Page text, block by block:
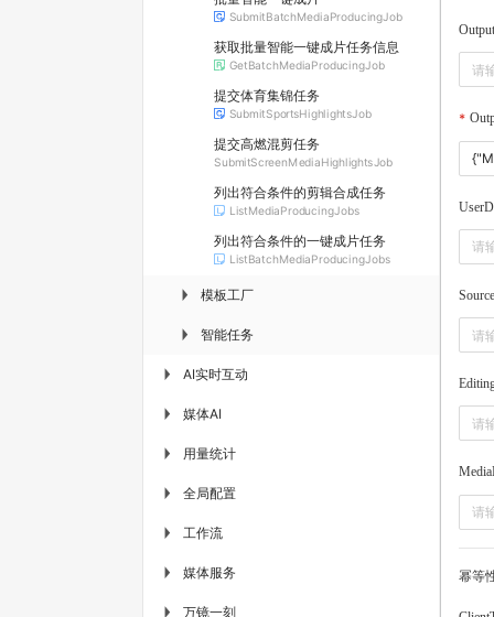
SubmitBatchMediaProducingJob
获取批量智能一键成片任务信息
GetBatchMediaProducingJob
提交体育集锦任务
SubmitSportsHighlightsJob
提交高燃混剪任务
SubmitScreenMediaHighlightsJob
列出符合条件的剪辑合成任务
ListMediaProducingJobs
列出符合条件的一键成片任务
ListBatchMediaProducingJobs
▶ 模板工厂
▶ 智能任务
▶ AI实时互动
▶ 媒体AI
▶ 用量统计
▶ 全局配置
▶ 工作流
▶ 媒体服务
▶ 万镜一刻
Source
幂等